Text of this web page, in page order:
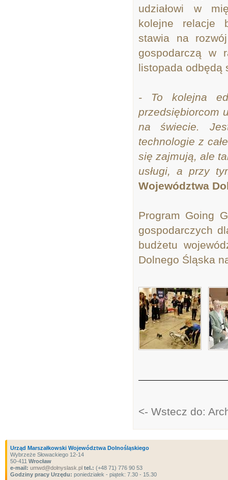
udziałowi w
kolejne relacje
stawia na
gospodarczą w
listopada odbędą
- To kolejna
przedsiębiorcom
na świecie.
technologie z
się zajmują, ale
usługi, a przy
Województwa
Program Going
gospodarczych
budżetu
Dolnego Śląska
<- Wstecz do:
Urząd Marszałkowski Województwa Dolnośląskiego
Wybrzeże Słowackiego 12-14
50-411 Wrocław
e-mail: umwd@dolnyslask.pl tel.: (+48 71) 776 90 53
Godziny pracy Urzędu: poniedziałek - piątek: 7.30 - 15.30